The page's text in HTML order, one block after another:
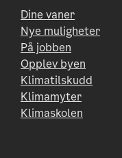
Dine vaner
Nye muligheter
På jobben
Opplev byen
Klimatilskudd
Klimamyter
Klimaskolen